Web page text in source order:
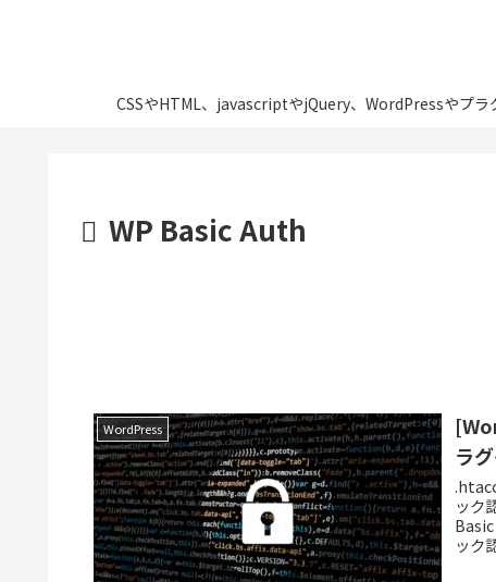
CSSやHTML、javascriptやjQuery、WordPressやプラ
WP Basic Auth
WordPress
ラ
ック
ック